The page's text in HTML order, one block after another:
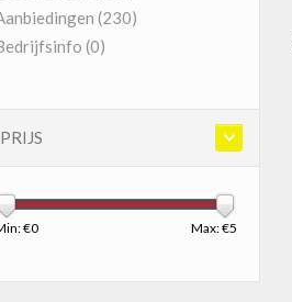
(230)
(0)
PRIJS
€0 Max: €5